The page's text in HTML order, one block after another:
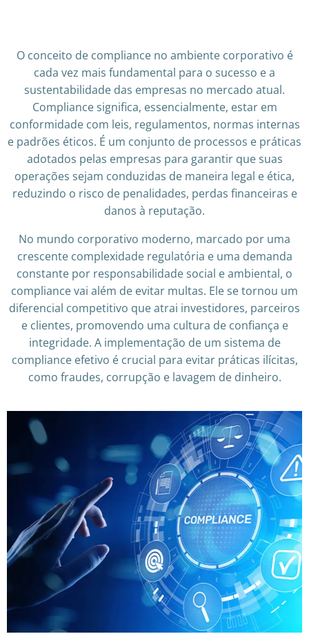
O conceito de compliance no ambiente corporativo é
cada vez mais fundamental para o sucesso e a
sustentabilidade das empresas no mercado atual.
Compliance significa, essencialmente, estar em
conformidade com leis, regulamentos, normas internas
e padrões éticos. É um conjunto de processos e práticas
adotados pelas empresas para garantir que suas
operações sejam conduzidas de maneira legal e ética,
reduzindo o risco de penalidades, perdas financeiras e
danos à reputação.
No mundo corporativo moderno, marcado por uma
crescente complexidade regulatória e uma demanda
constante por responsabilidade social e ambiental, o
compliance vai além de evitar multas. Ele se tornou um
diferencial competitivo que atrai investidores, parceiros
e clientes, promovendo uma cultura de confiança e
integridade. A implementação de um sistema de
compliance efetivo é crucial para evitar práticas ilícitas,
como fraudes, corrupção e lavagem de dinheiro.